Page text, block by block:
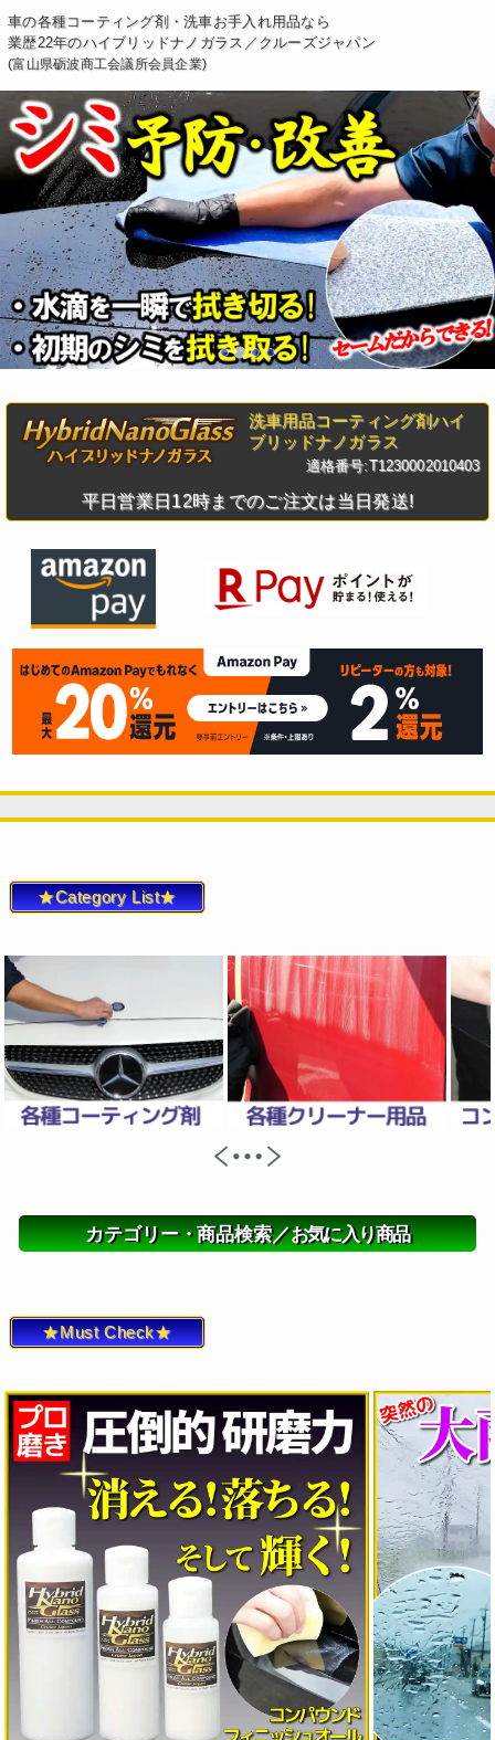
車の各種コーティング剤・洗車お手入れ用品なら
業歴22年のハイブリッドナノガラス／クルーズジャパン
(富山県砺波商工会議所会員企業)
洗車用品コーティング剤ハイ
ブリッドナノガラス
適格番号:T1230002010403
平日営業日12時までのご注文は当日発送!
★Category List★
カテゴリー・商品検索／お気に入り商品
★Must Check★